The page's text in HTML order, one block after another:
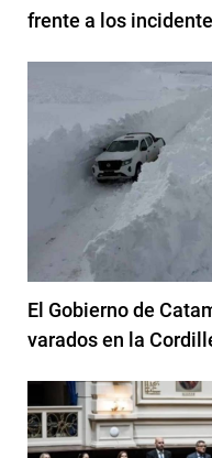
frente a los
El Gobierno de
varados en la